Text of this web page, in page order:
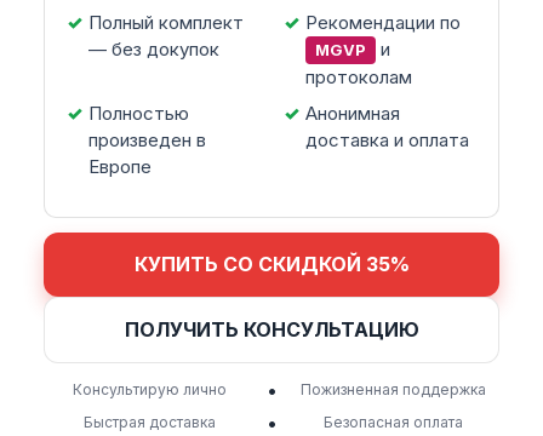
Полный комплект
— без докупок
Рекомендации по
MGVP
и
протоколам
Полностью
произведен в
Европе
Анонимная
доставка и оплата
КУПИТЬ СО СКИДКОЙ 35%
ПОЛУЧИТЬ КОНСУЛЬТАЦИЮ
Консультирую лично •
Пожизненная поддержка
Быстрая доставка
• Безопасная оплата